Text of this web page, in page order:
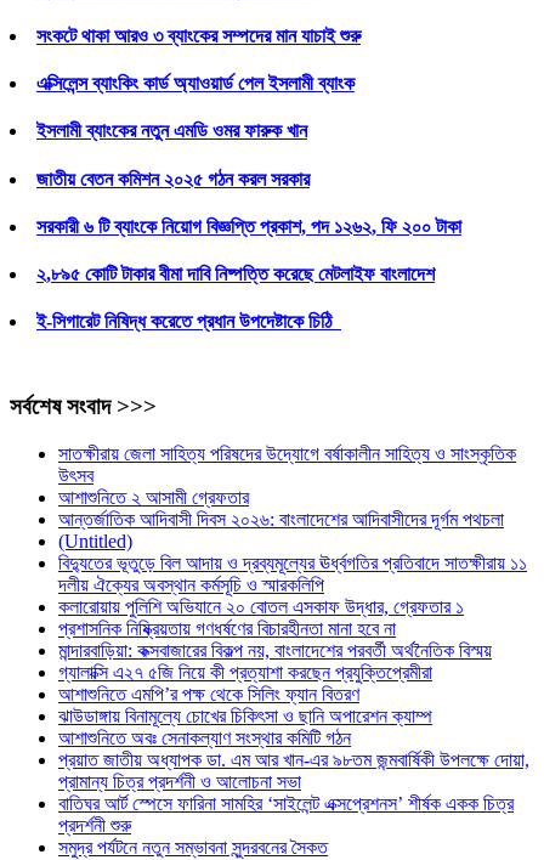
সংকটে থাকা আরও ৩ ব্যাংকের সম্পদের মান যাচাই শুরু
এক্সিলেন্স ব্যাংকিং কার্ড অ্যাওয়ার্ড পেল ইসলামী ব্যাংক
ইসলামী ব্যাংকের নতুন এমডি ওমর ফারুক খান
জাতীয় বেতন কমিশন ২০২৫ গঠন করল সরকার
সরকারী ৬ টি ব্যাংকে নিয়োগ বিজ্ঞপ্তি প্রকাশ, পদ ১২৬২, ফি ২০০ টাকা
২,৮৯৫ কোটি টাকার বীমা দাবি নিষ্পত্তি করেছে মেটলাইফ বাংলাদেশ
ই-সিগারেট নিষিদ্ধ করেতে প্রধান উপদেষ্টাকে চিঠি
সর্বশেষ সংবাদ >>>
সাতক্ষীরায় জেলা সাহিত্য পরিষদের উদ্যোগে বর্ষাকালীন সাহিত্য ও সাংস্কৃতিক
উৎসব
আশাশুনিতে ২ আসামী গ্রেফতার
আন্তর্জাতিক আদিবাসী দিবস ২০২৬: বাংলাদেশের আদিবাসীদের দূর্গম পথচলা
(Untitled)
বিদ্যুতের ভূতুড়ে বিল আদায় ও দ্রব্যমূল্যের ঊর্ধ্বগতির প্রতিবাদে সাতক্ষীরায় ১১
দলীয় ঐক্যের অবস্থান কর্মসূচি ও স্মারকলিপি
কলারোয়ায় পুলিশি অভিযানে ২০ বোতল এসকাফ উদ্ধার, গ্রেফতার ১
প্রশাসনিক নিষ্ক্রিয়তায় গণধর্ষণের বিচারহীনতা মানা হবে না
মান্দারবাড়িয়া: কক্সবাজারের বিকল্প নয়, বাংলাদেশের পরবর্তী অর্থনৈতিক বিস্ময়
গ্যালাক্সি এ২৭ ৫জি নিয়ে কী প্রত্যাশা করছেন প্রযুক্তিপ্রেমীরা
আশাশুনিতে এমপি’র পক্ষ থেকে সিলিং ফ্যান বিতরণ
ঝাউডাঙ্গায় বিনামূল্যে চোখের চিকিৎসা ও ছানি অপারেশন ক্যাম্প
আশাশুনিতে অবঃ সেনাকল্যাণ সংস্থার কমিটি গঠন
প্রয়াত জাতীয় অধ্যাপক ডা. এম আর খান-এর ৯৮তম জন্মবার্ষিকী উপলক্ষে দোয়া,
প্রামান্য চিত্র প্রদর্শনী ও আলোচনা সভা
বাতিঘর আর্ট স্পেসে ফারিনা সামহির ‘সাইলেন্ট এক্সপ্রেশনস’ শীর্ষক একক চিত্র
প্রদর্শনী শুরু
সমুদ্র পর্যটনে নতুন সম্ভাবনা সুন্দরবনের সৈকত